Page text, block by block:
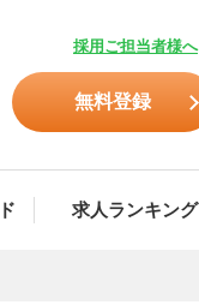
採用ご担当者様へ
無料登録
求人ランキング